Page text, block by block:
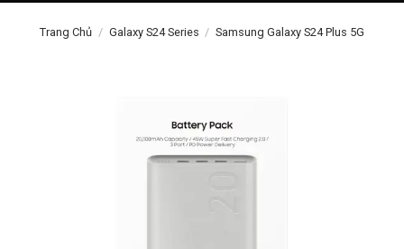
Trang Chủ / Galaxy S24 Series / Samsung Galaxy S24 Plus 5G